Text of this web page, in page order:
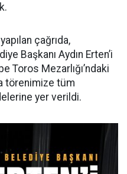
çağrıda,
Başkanı Aydın Erten’i
Toros Mezarlığı’ndaki
törenimize tüm
yer verildi.